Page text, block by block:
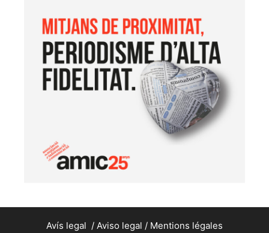
Avís legal / Aviso legal / Mentions légales